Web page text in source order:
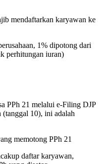
mendaftarkan karyawan ke
1% dipotong dari
perhitungan iuran)
PPh 21 melalui e-Filing DJP
(tanggal 10), ini adalah
memotong PPh 21
daftar karyawan,